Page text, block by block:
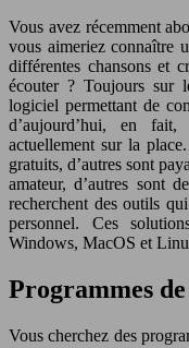
Vous avez récemment
vous aimeriez connaître
différentes chansons et
écouter ? Toujours sur
logiciel permettant de
d’aujourd’hui, en
actuellement sur la
gratuits, d’autres sont
amateur, d’autres sont
recherchent des outils
personnel. Ces
Windows, MacOS et
Programmes
Vous cherchez des